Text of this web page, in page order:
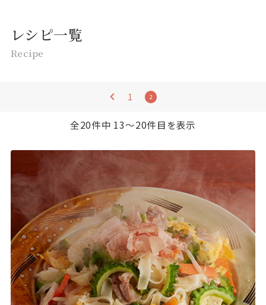
レシピ一覧
Recipe
1 2
全20件中 13〜20件目を表示